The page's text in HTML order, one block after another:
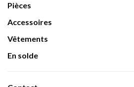
Pièces
Accessoires
Vêtements
En solde